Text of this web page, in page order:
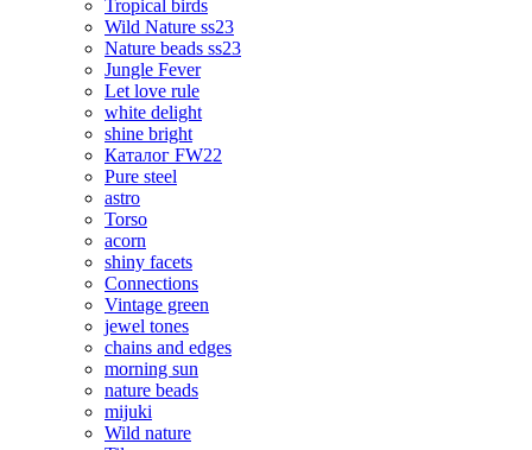
Tropical birds
Wild Nature ss23
Nature beads ss23
Jungle Fever
Let love rule
white delight
shine bright
Каталог FW22
Pure steel
astro
Torso
acorn
shiny facets
Connections
Vintage green
jewel tones
chains and edges
morning sun
nature beads
mijuki
Wild nature